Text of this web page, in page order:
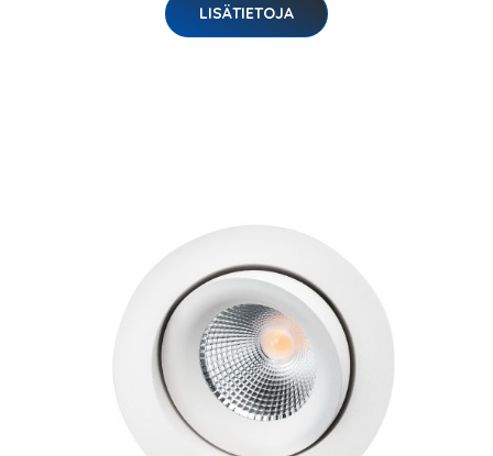
LISÄTIETOJA